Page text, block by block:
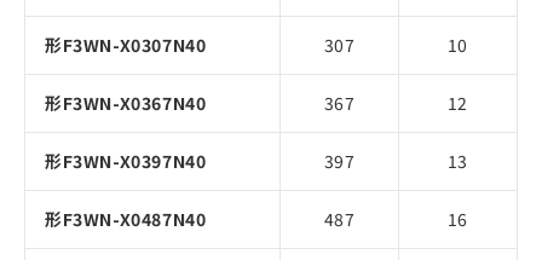
形F3WN-X0307N40 307 10
形F3WN-X0367N40 367 12
形F3WN-X0397N40 397 13
形F3WN-X0487N40 487 16